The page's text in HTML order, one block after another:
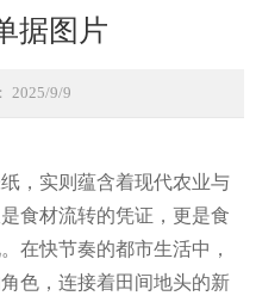
据图片
2025/9/9
，实则蕴含着现代农业与
食材流转的凭证，更是食
在快节奏的都市生活中，
色，连接着田间地头的新